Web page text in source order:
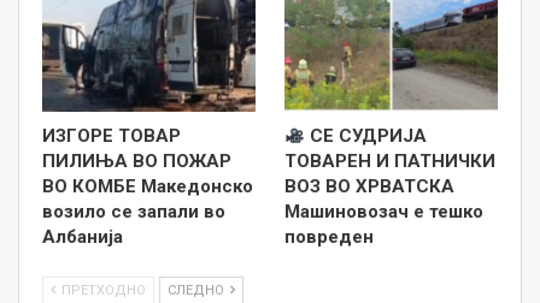
ИЗГОРЕ ТОВАР
ПИЛИЊА ВО ПОЖАР
ВО КОМБЕ Македонско
возило се запали во
Албанија
СЕ СУДРИЈА
ТОВАРЕН И ПАТНИЧКИ
ВОЗ ВО ХРВАТСКА
Машиновозач е тешко
повреден
ПРЕТХОДНО СЛЕДНО